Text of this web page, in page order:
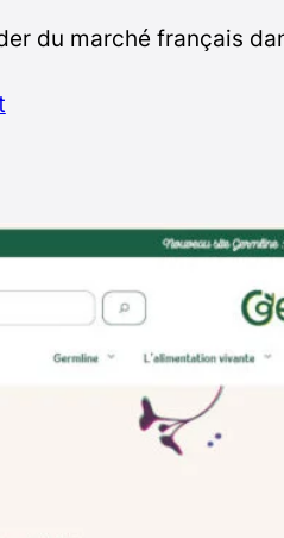
du marché français